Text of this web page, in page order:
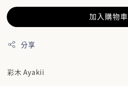
加入購物車
分享
彩木 Ayakii